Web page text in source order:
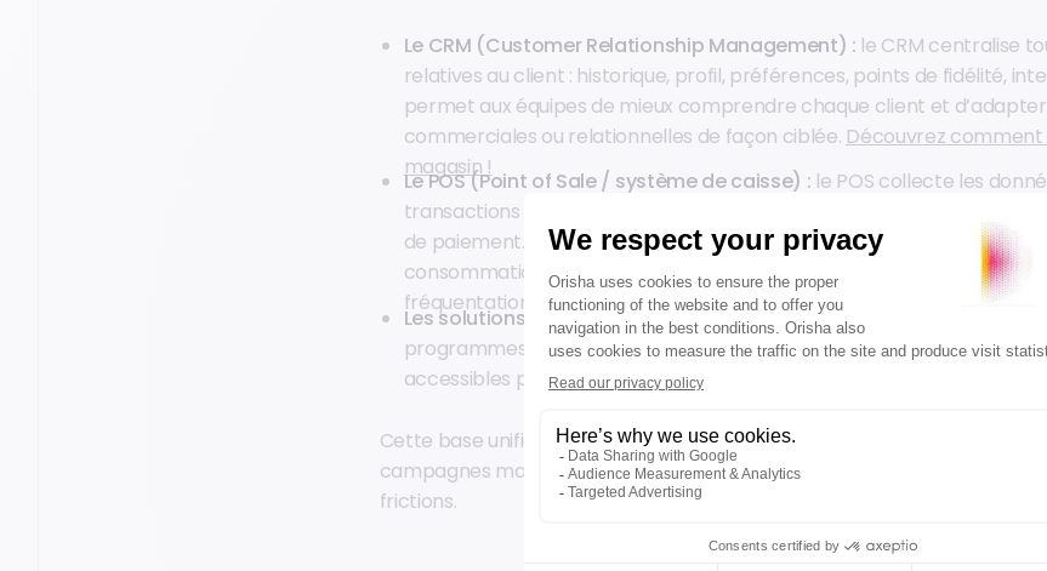
Le CRM (Customer Relationship Management) : le CRM centralise
relatives au client : historique, profil, préférences, points de fidélité,
permet aux équipes de mieux comprendre chaque client et
commerciales ou relationnelles de façon ciblée. Découvrez comment
magasin !
Le POS (Point of Sale / système de caisse) : le POS collecte les
transactions en boutiqu : tickets de caisse, articles achetés,
de paiement. Ces informations offrent aux entreprises une vision
consommation des clients et permettent d’identifier les produits
fréquentation et les comportements de consommation en temps réel.
Les solutions SaaS cloud :elles regroupent les données issues du
programmes de fidélité ou encore des applications mobiles. Leur
accessibles partout, en temps réel, et de connecter tous les canaux
Cette base unifiée fournit aux équipes commerciales des outils fiables
campagnes marketing ciblées et fluidifier efficacement le parcours
frictions.